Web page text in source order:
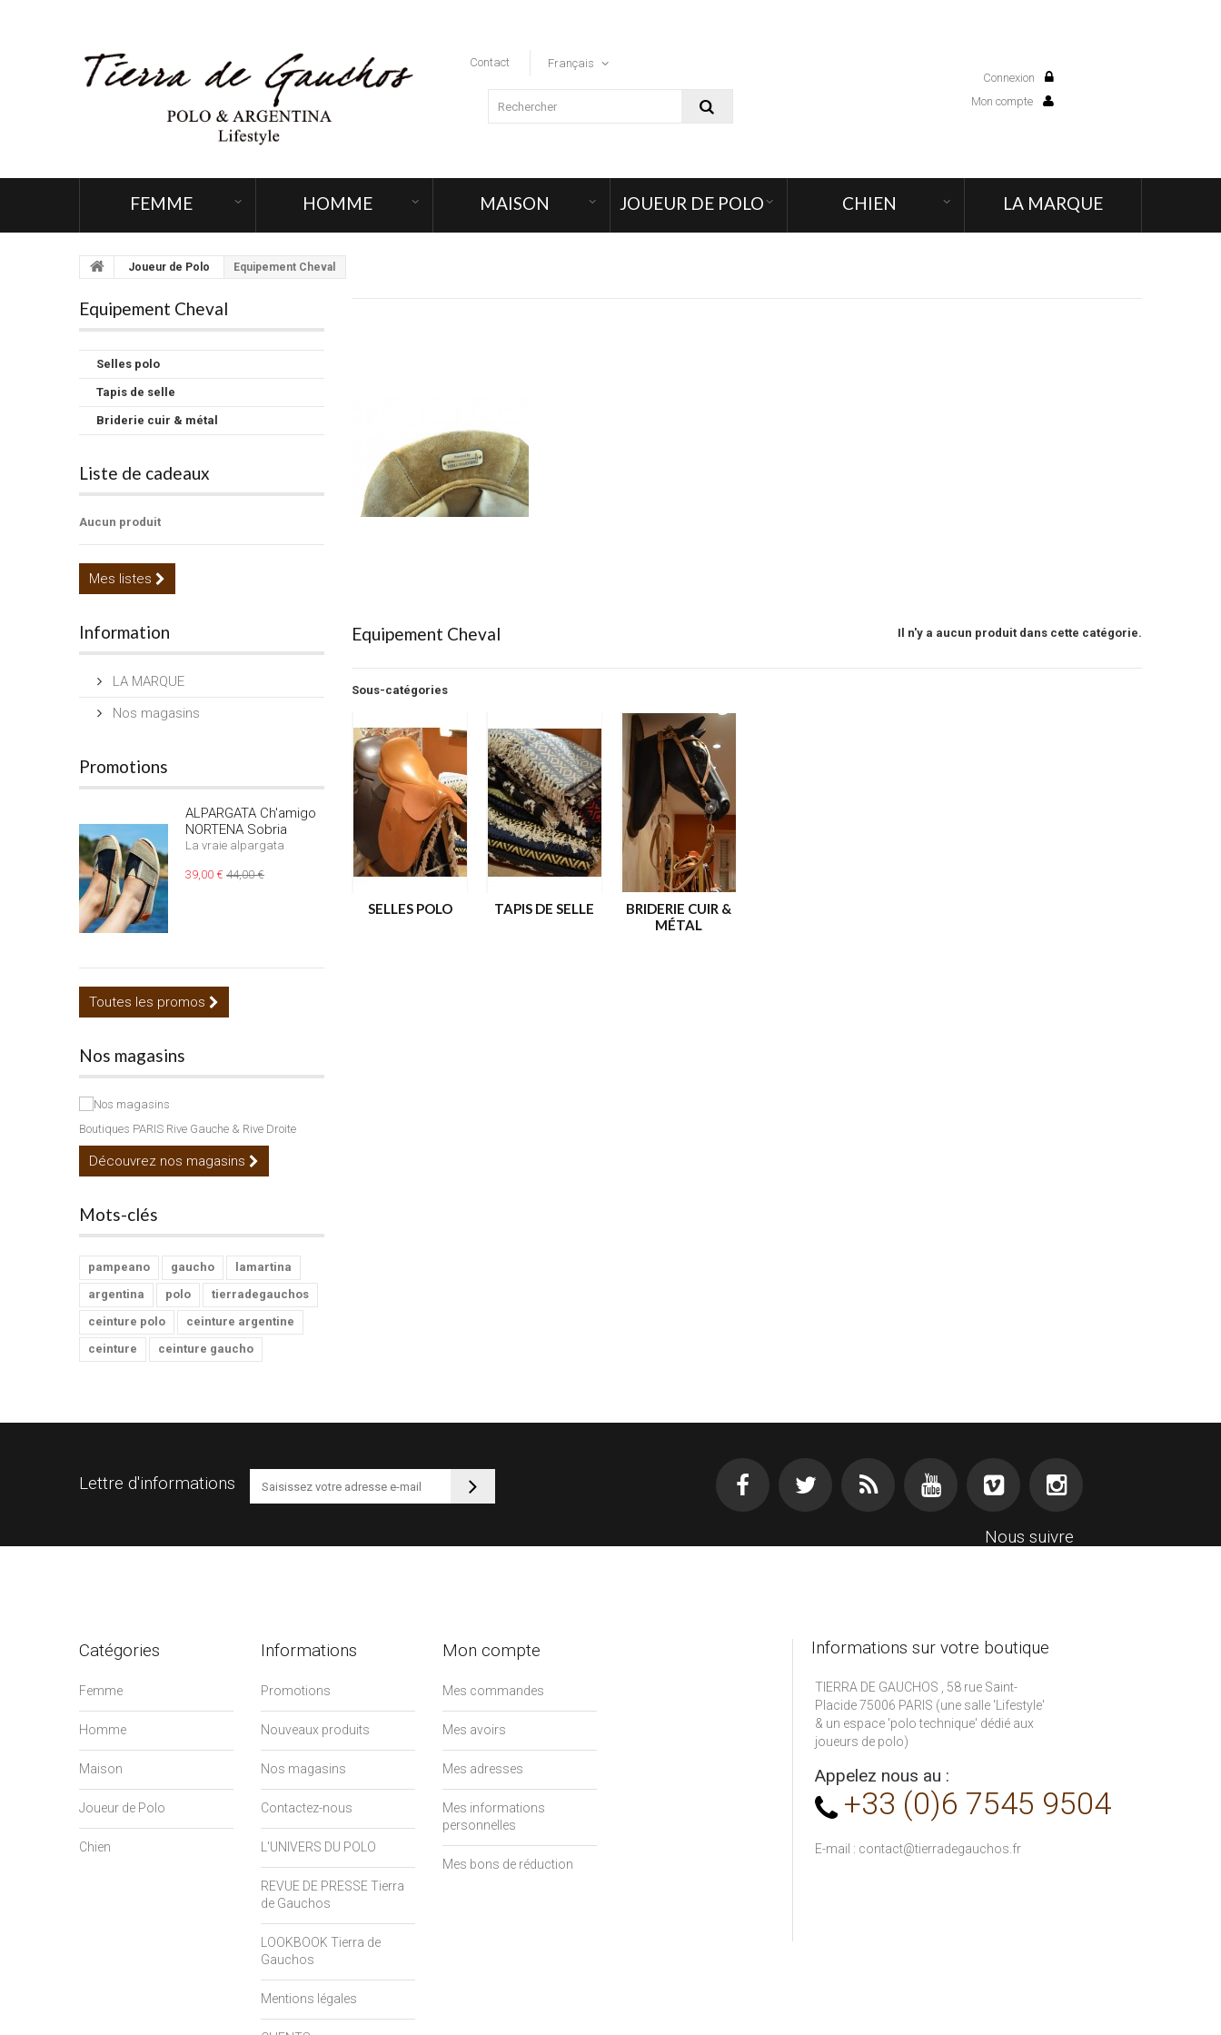
Connexion
Mon compte
Contact Français
FEMME HOMME MAISON JOUEUR DE POLO CHIEN LA MARQUE
Joueur de Polo Equipement Cheval
Equipement Cheval
Selles polo
Tapis de selle
Briderie cuir & métal
Liste de cadeaux
Aucun produit
Mes listes
Information
LA MARQUE
Nos magasins
Promotions
ALPARGATA Ch'amigo
NORTENA Sobria
La vraie alpargata
39,00 € 44,00 €
Toutes les promos
Nos magasins
Boutiques PARIS Rive Gauche & Rive Droite
Découvrez nos magasins
Mots-clés
pampeano gaucho
lamartina
argentina
polo
tierradegauchos
ceinture polo
ceinture argentine
ceinture
ceinture gaucho
Equipement Cheval Il n'y a aucun produit dans cette catégorie.
Sous-catégories
SELLES POLO TAPIS DE SELLE
BRIDERIE CUIR &
MÉTAL
Lettre d'informations
Nous suivre
Catégories
Femme
Homme
Maison
Joueur de Polo
Chien
Informations
Promotions
Nouveaux produits
Nos magasins
Contactez-nous
L'UNIVERS DU POLO
REVUE DE PRESSE Tierra
de Gauchos
LOOKBOOK Tierra de
Gauchos
Mentions légales
Mon compte
Mes commandes
Mes avoirs
Mes adresses
Mes informations
personnelles
Mes bons de réduction
Informations sur votre boutique
TIERRA DE GAUCHOS , 58 rue Saint-
Placide 75006 PARIS (une salle 'Lifestyle'
& un espace 'polo technique' dédié aux
joueurs de polo)
Appelez nous au :
+33 (0)6 7545 9504
E-mail : contact@tierradegauchos.fr